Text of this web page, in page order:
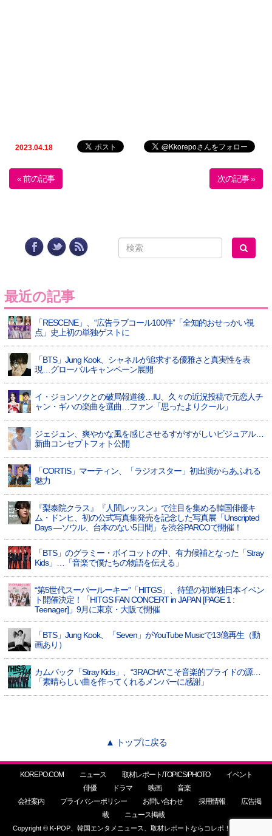
2023.04.18
« 前の記事 次の記事 »
最近の記事
「RESCENE」、“広告ラブコール100件”「全知的おせっかい視
点」史上初の単独ゲストに
「BTS」Jung Kook、シャネルが追求する優雅さと真実性を表
現…グローバルキャンペーン展開
イ・ジョンソクとの破局報道後…IU、久々の近況投稿で元恋人チ
ャン・ギハの楽曲を選曲…ファン「思ったよりクール」
ジェジュン、爽やかな風を感じさせるすがすがしいビジュアル…
新曲コンセプトフォト公開
「CORTIS」マーティン、「ラジオスター」初出演からあふれる
魅力
『梨泰院クラス』『人間レッスン』で注目を集める韓国俳優キ
ム・ドンヒ、初の公式写真集発売を記念した写真展「Unscripted
Days —ソウル、台本のない5日間」を渋谷PARCOで開催！
「BTS」のグラミー・ボイコットの中、有力候補となった「Stray
Kids」…「音楽で僕たちの物語を伝える」
“第5世代スーパールーキー”「HITGS」、待望の初単独日本イベン
ト開催決定！「HITGS FAN CONCERT in JAPAN [PAGE 1 :
Teenager]」9月に東京・大阪で開催
「BTS」Jung Kook、「Seven」がYouTube Musicで13億再生（動
画あり）
カムバック「Stray Kids」、“3RACHA”こそ音楽的プライドの源…
「素晴らしい曲を作ってくれるメンバーに感謝」
▲ トップに戻る
KOREPO.COM ニュース 取材レポート/TOPICS/PHOTO
イベント
俳優
ドラマ 映画
音楽
会社案内
プライバシーポリシー お問い合わせ 採用情報
広告掲
載
ニュース掲載
Copyright © K-POP、韓国エンタメニュース、取材レポートならコレポ！ All Rights